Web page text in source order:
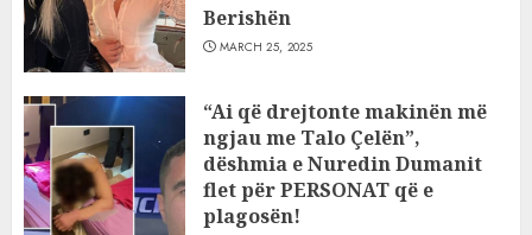
Berishën
MARCH 25, 2025
“Ai që drejtonte makinën më
ngjau me Talo Çelën”,
dëshmia e Nuredin Dumanit
flet për PERSONAT që e
plagosën!